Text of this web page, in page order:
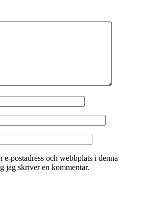
e-postadress och webbplats i denna
jag skriver en kommentar.